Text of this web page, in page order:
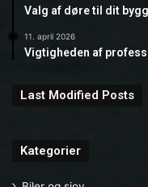
Valg af døre til dit
11. april 2026
Vigtigheden af
Last Modified Posts
Kategorier